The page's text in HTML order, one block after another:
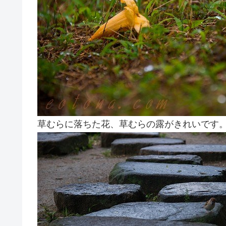
草むらに落ちた花、草むらの露がきれいです